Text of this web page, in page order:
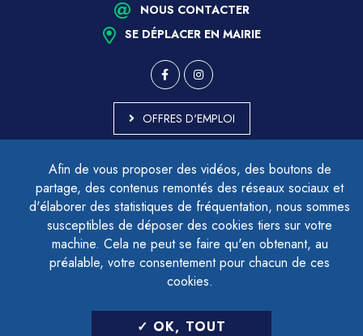
Afin de vous proposer des vidéos, des boutons de
partage, des contenus remontés des réseaux sociaux et
d'élaborer des statistiques de fréquentation, nous sommes
susceptibles de déposer des cookies tiers sur votre
machine. Cela ne peut se faire qu'en obtenant, au
préalable, votre consentement pour chacun de ces
cookies.
OK, TOUT
NOUS CONTACTER
SE DÉPLACER EN MAIRIE
OFFRES D'EMPLOI
ACCESSIBILITÉ - PARTIELLEMENT CONFORME
PLAN DU SITE
MENTIONS LÉGALES
CONTACTER LE DÉLÉGUÉ À LA PROTECTION DES DONNÉES
GESTION DES COOKIES
LETTRE D'INFORMATION